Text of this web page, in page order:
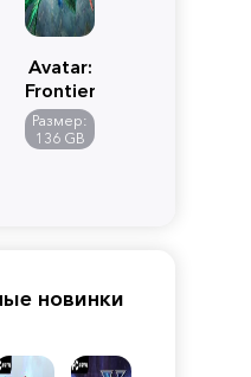
Avatar:
Frontiers
of
Pandora
Размер:
136 GB
новинки